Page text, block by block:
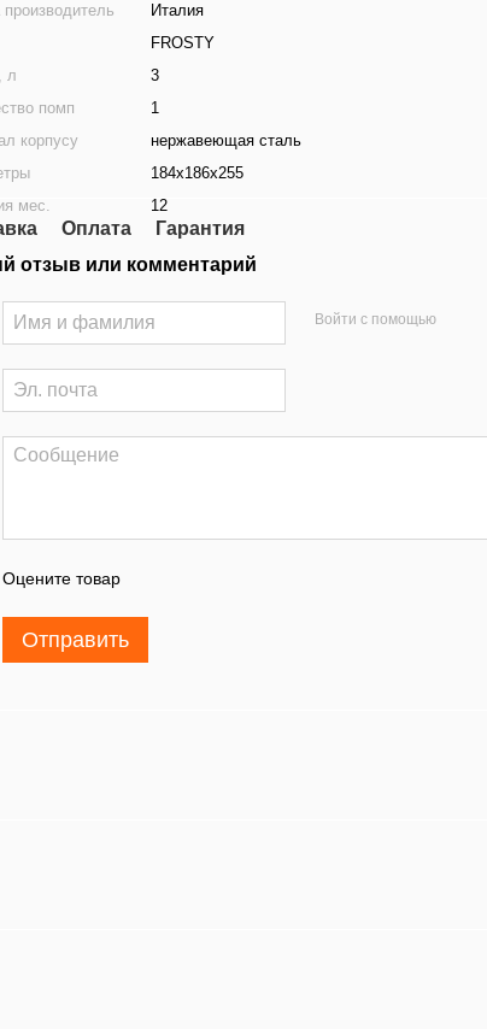
Италия
FROSTY
л
3
помп
1
корпусу
нержавеющая сталь
184x186х255
мес.
12
Оплата
Гарантия
отзыв или комментарий
Войти с помощью
Оцените товар
Отправить